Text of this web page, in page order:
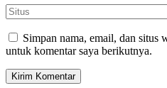
Simpan nama, email, dan situs
untuk komentar saya berikutnya.